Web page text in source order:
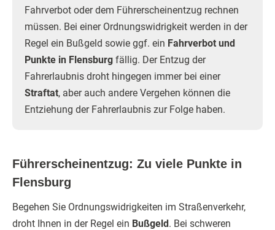
Fahrverbot oder dem Führerscheinentzug rechnen
müssen. Bei einer Ordnungswidrigkeit werden in der
Regel ein Bußgeld sowie ggf. ein Fahrverbot und
Punkte in Flensburg fällig. Der Entzug der
Fahrerlaubnis droht hingegen immer bei einer
Straftat, aber auch andere Vergehen können die
Entziehung der Fahrerlaubnis zur Folge haben.
Führerscheinentzug: Zu viele Punkte in
Flensburg
Begehen Sie Ordnungswidrigkeiten im Straßenverkehr,
droht Ihnen in der Regel ein Bußgeld. Bei schweren